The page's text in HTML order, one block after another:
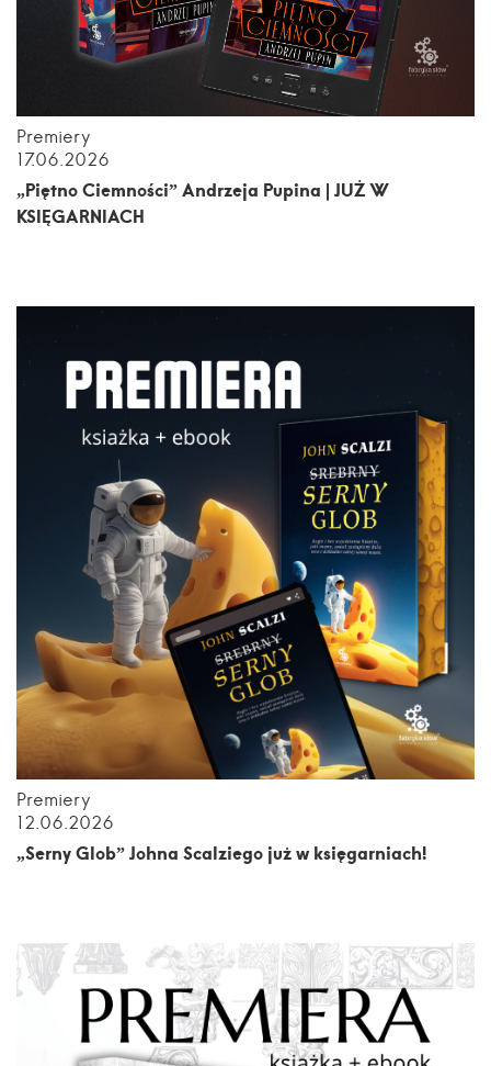
Premiery
17.06.2026
„Piętno Ciemności” Andrzeja Pupina | JUŻ W
KSIĘGARNIACH
Premiery
12.06.2026
„Serny Glob” Johna Scalziego już w księgarniach!